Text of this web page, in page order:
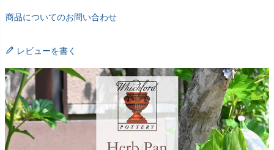
商品についてのお問い合わせ
レビューを書く